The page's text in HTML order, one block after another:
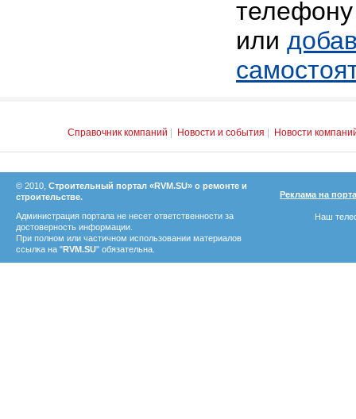
или
Справочник компаний Новости и события Новости
© 2010, Строительный портал «RVM.SU» о ремонте и
строительстве.
Администрация портала не несет ответственности за
достоверность информации.
При полном или частичном использовании материалов
ссылка на "RVM.SU" обязательна.
Реклама на
Наш